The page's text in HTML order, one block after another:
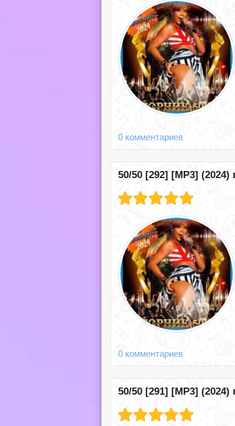
0 комментариев
50/50 [292] [MP3] (2024)
0 комментариев
50/50 [291] [MP3] (2024)